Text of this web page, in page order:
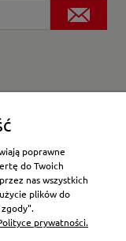
poprawne
do Twoich
nas wszystkich
plików do
prywatności.